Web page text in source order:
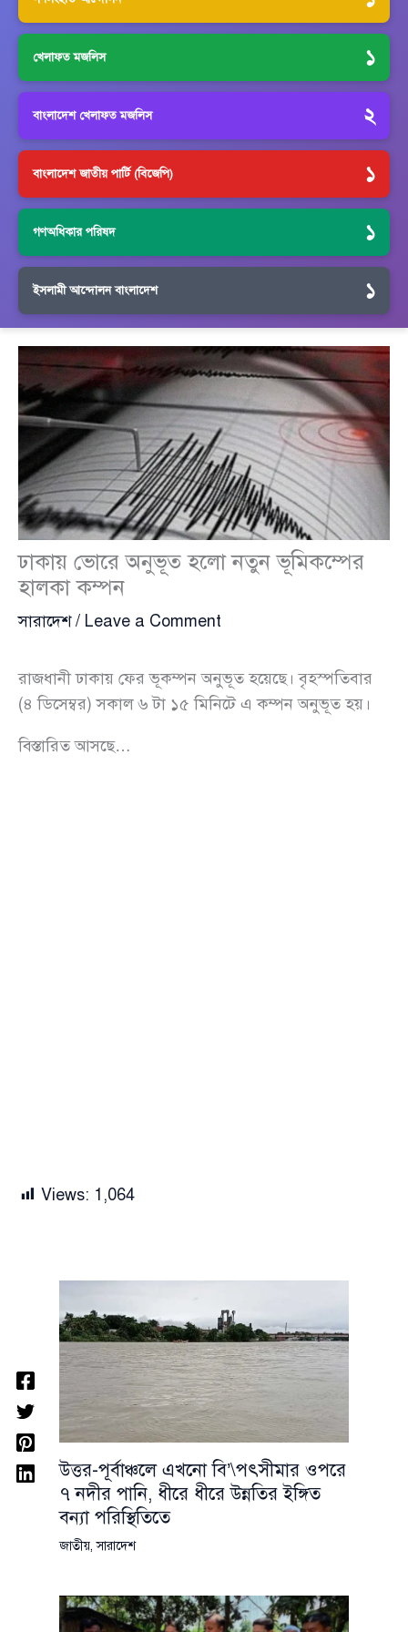
খেলাফত মজলিস ১
বাংলাদেশ খেলাফত মজলিস ২
বাংলাদেশ জাতীয় পার্টি (বিজেপি) ১
গণঅধিকার পরিষদ ১
ইসলামী আন্দোলন বাংলাদেশ ১
ঢাকায় ভোরে অনুভূত হলো নতুন ভূমিকম্পের
হালকা কম্পন
সারাদেশ/ Leave a Comment
রাজধানী ঢাকায় ফের ভূকম্পন অনুভূত হয়েছে। বৃহস্পতিবার
(৪ ডিসেম্বর) সকাল ৬ টা ১৫ মিনিটে এ কম্পন অনুভূত হয়।
বিস্তারিত আসছে…
Views: 1,064
উত্তর-পূর্বাঞ্চলে এখনো বি’\পৎসীমার ওপরে
৭ নদীর পানি, ধীরে ধীরে উন্নতির ইঙ্গিত
বন্যা পরিস্থিতিতে
জাতীয়,সারাদেশ